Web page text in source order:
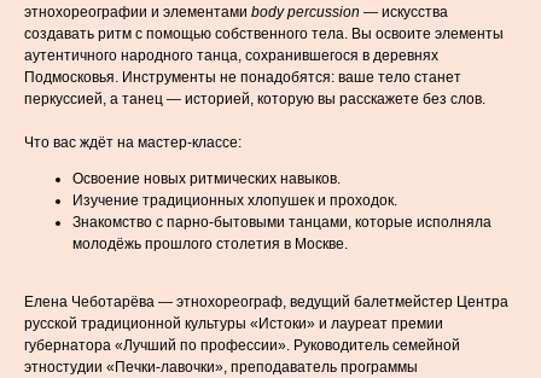
этнохореографии и элементами body percussion — искусства
создавать ритм с помощью собственного тела. Вы освоите элементы
аутентичного народного танца, сохранившегося в деревнях
Подмосковья. Инструменты не понадобятся: ваше тело станет
перкуссией, а танец — историей, которую вы расскажете без слов.
Что вас ждёт на мастер-классе:
Освоение новых ритмических навыков.
Изучение традиционных хлопушек и проходок.
Знакомство с парно-бытовыми танцами, которые исполняла
молодёжь прошлого столетия в Москве.
Елена Чеботарёва — этнохореограф, ведущий балетмейстер Центра
русской традиционной культуры «Истоки» и лауреат премии
губернатора «Лучший по профессии». Руководитель семейной
этностудии «Печки-лавочки», преподаватель программы